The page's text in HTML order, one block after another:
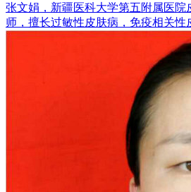
张文娟，新疆医科大学第五附属医院
师，擅长过敏性皮肤病，免疫相关性